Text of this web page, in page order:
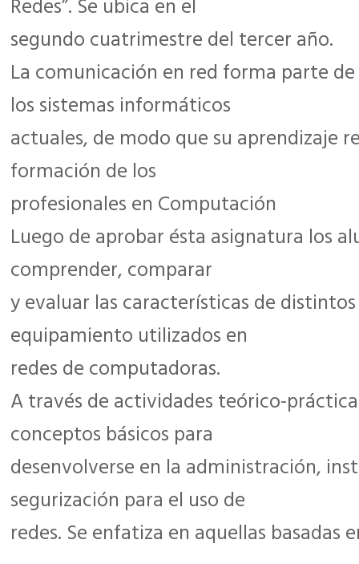
Redes”. Se ubica en el
segundo cuatrimestre del tercer año.
La comunicación en red forma parte
los sistemas informáticos
actuales, de modo que su aprendizaje
formación de los
profesionales en Computación
Luego de aprobar ésta asignatura los
comprender, comparar
y evaluar las características de
equipamiento utilizados en
redes de computadoras.
A través de actividades teórico-
conceptos básicos para
desenvolverse en la administración,
segurización para el uso de
redes. Se enfatiza en aquellas basadas